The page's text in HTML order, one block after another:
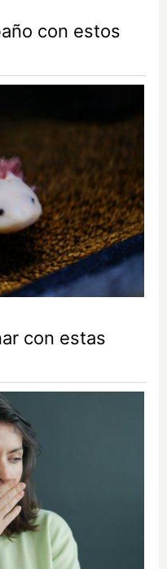
con estos
con estas